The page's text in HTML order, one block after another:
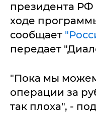
президента
ходе
сообщает
передает
"Пока мы
операции за
так плоха", -